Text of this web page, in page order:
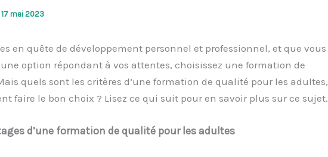
17 mai 2023
en quête de développement personnel et professionnel, et que vous
option répondant à vos attentes, choisissez une formation de
quels sont les critères d’une formation de qualité pour les adultes,
faire le bon choix ? Lisez ce qui suit pour en savoir plus sur ce sujet.
d’une formation de qualité pour les adultes